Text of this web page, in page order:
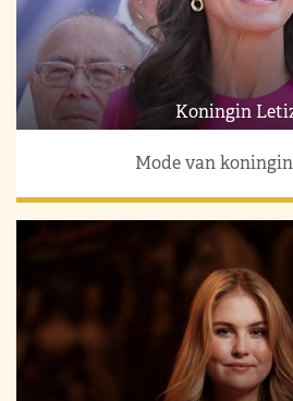
Koningin
Mode van